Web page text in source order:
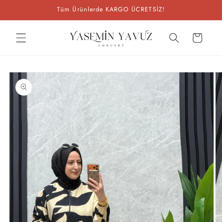
Tüm Ürünlerde KARGO ÜCRETSİZ!
Sepet
Ürün
bilgisine
atla